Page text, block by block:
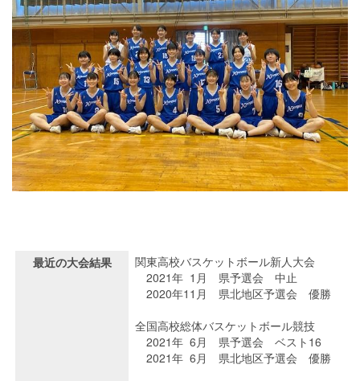
最近の大会結果
関東高校バスケットボール新人大会
2021年 1月 県予選会 中止
2020年11月 県北地区予選会 優勝
全国高校総体バスケットボール競技
2021年 6月 県予選会 ベスト16
2021年 6月 県北地区予選会 優勝